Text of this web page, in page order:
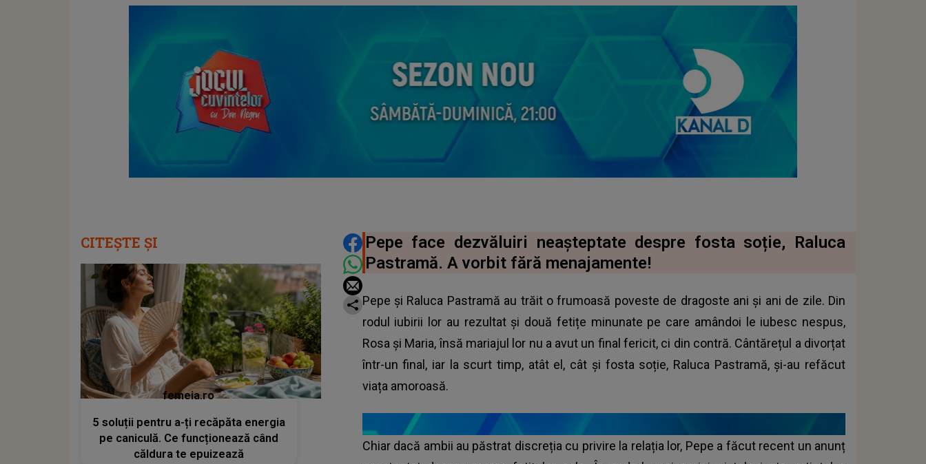
DISTRIBUIE ARTICOLUL
Pepe face dezvăluiri neașteptate despre fosta soție, Raluca
Pastramă. A vorbit fără menajamente!
Pepe și Raluca Pastramă au trăit o frumoasă poveste de dragoste ani și ani de zile. Din
rodul iubirii lor au rezultat și două fetițe minunate pe care amândoi le iubesc nespus,
Rosa și Maria, însă mariajul lor nu a avut un final fericit, ci din contră. Cântărețul a divorțat
într-un final, iar la scurt timp, atât el, cât și fosta soție, Raluca Pastramă, și-au refăcut
viața amoroasă.
Chiar dacă ambii au păstrat discreția cu privire la relația lor, Pepe a făcut recent un anunț
CITEȘTE ȘI
femeia.ro
5 soluții pentru a-ți recăpăta energia
pe caniculă. Ce funcționează când
căldura te epuizează